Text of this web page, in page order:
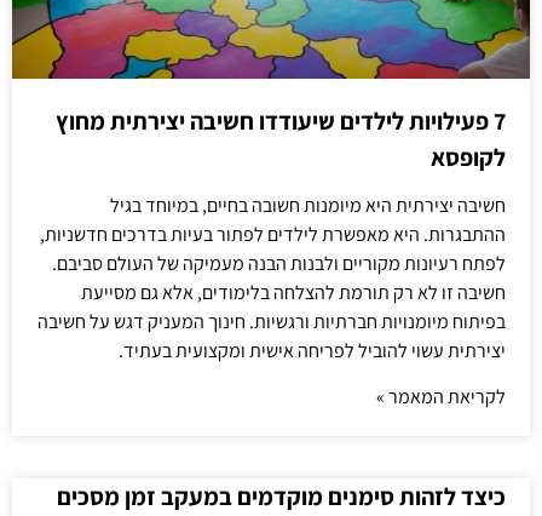
7 פעילויות לילדים שיעודדו חשיבה יצירתית מחוץ
לקופסא
חשיבה יצירתית היא מיומנות חשובה בחיים, במיוחד בגיל
ההתבגרות. היא מאפשרת לילדים לפתור בעיות בדרכים חדשניות,
לפתח רעיונות מקוריים ולבנות הבנה מעמיקה של העולם סביבם.
חשיבה זו לא רק תורמת להצלחה בלימודים, אלא גם מסייעת
בפיתוח מיומנויות חברתיות ורגשיות. חינוך המעניק דגש על חשיבה
יצירתית עשוי להוביל לפריחה אישית ומקצועית בעתיד.
לקריאת המאמר »
כיצד לזהות סימנים מוקדמים במעקב זמן מסכים